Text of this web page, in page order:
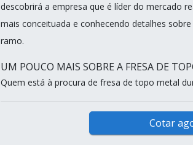
descobrirá a empresa que é líder do mercado
mais conceituada e conhecendo detalhes
ramo.
UM POUCO MAIS SOBRE A FRESA DE
Quem está à procura de fresa de topo metal
Cotar